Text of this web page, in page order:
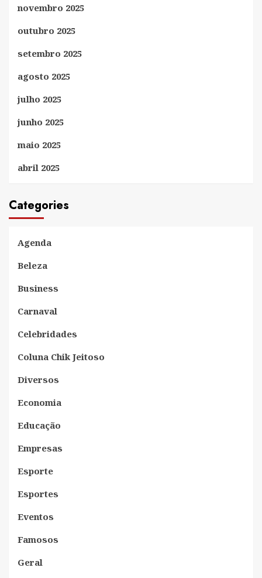
novembro 2025
outubro 2025
setembro 2025
agosto 2025
julho 2025
junho 2025
maio 2025
abril 2025
Categories
Agenda
Beleza
Business
Carnaval
Celebridades
Coluna Chik Jeitoso
Diversos
Economia
Educação
Empresas
Esporte
Esportes
Eventos
Famosos
Geral